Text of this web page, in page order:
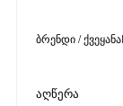
ბრენდი / ქვეყანა
აღწერა